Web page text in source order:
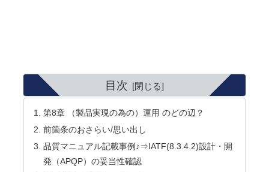
目次
第8章 （製品実現の為の）運用 のどの辺？
前箇条のおさらい/思い出し
品質マニュアル記載事例♪⇒IATF(8.3.4.2)設計・開
発（APQP）の妥当性確認